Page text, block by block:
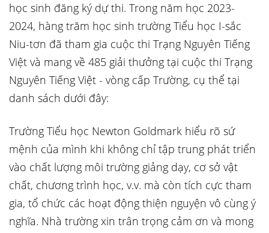
học sinh đăng ký dự thi. Trong năm học 2023-
2024, hàng trăm học sinh trường Tiểu học I-sắc
Niu-tơn đã tham gia cuộc thi Trạng Nguyên Tiếng
Việt và mang về 485 giải thưởng tại cuộc thi Trạng
Nguyên Tiếng Việt - vòng cấp Trường, cụ thể tại
danh sách dưới đây:
Trường Tiểu học Newton Goldmark hiểu rõ sứ
mệnh của mình khi không chỉ tập trung phát triển
vào chất lượng môi trường giảng dạy, cơ sở vật
chất, chương trình học, v.v. mà còn tích cực tham
gia, tổ chức các hoạt động thiện nguyện vô cùng ý
nghĩa. Nhà trường xin trân trọng cảm ơn và mong